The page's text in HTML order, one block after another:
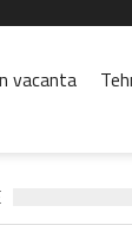
vacanta